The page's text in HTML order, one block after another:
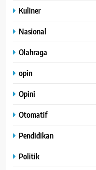
Kuliner
Nasional
Olahraga
opin
Opini
Otomatif
Pendidikan
Politik